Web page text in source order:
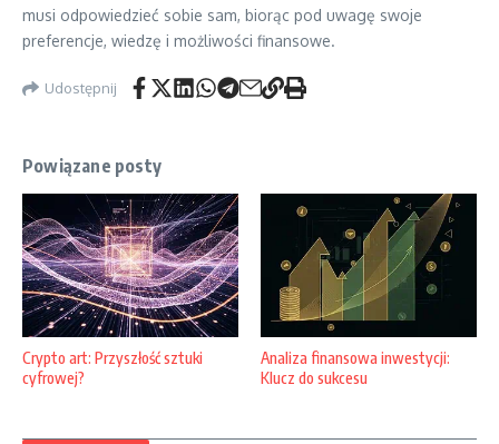
musi odpowiedzieć sobie sam, biorąc pod uwagę swoje
preferencje, wiedzę i możliwości finansowe.
Udostępnij
Powiązane posty
Crypto art: Przyszłość sztuki
cyfrowej?
Analiza finansowa inwestycji:
Klucz do sukcesu